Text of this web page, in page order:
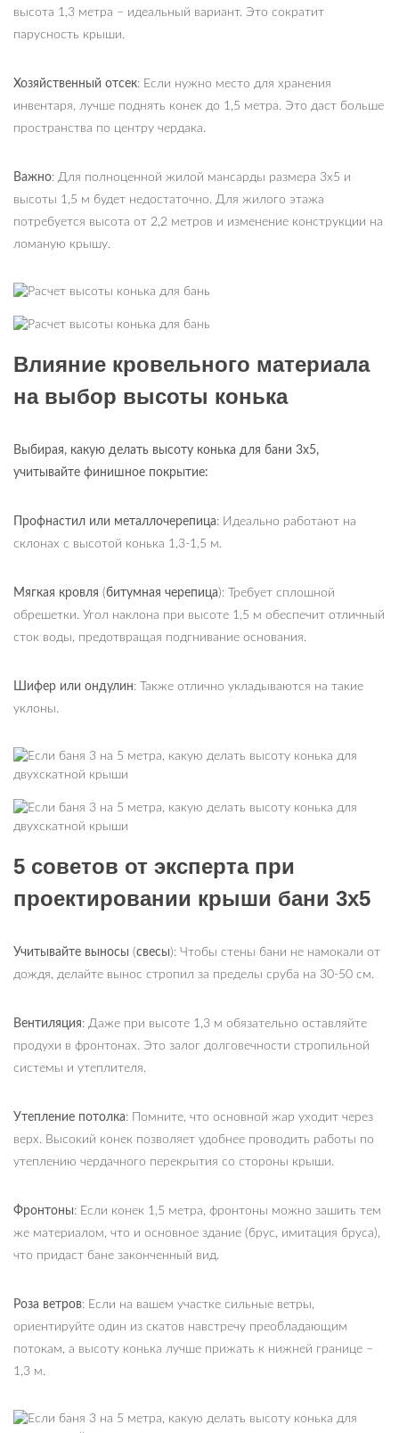
высота 1,3 метра – идеальный вариант. Это сократит
парусность крыши.
Хозяйственный отсек: Если нужно место для хранения
инвентаря, лучше поднять конек до 1,5 метра. Это даст больше
пространства по центру чердака.
Важно: Для полноценной жилой мансарды размера 3х5 и
высоты 1,5 м будет недостаточно. Для жилого этажа
потребуется высота от 2,2 метров и изменение конструкции на
ломаную крышу.
Влияние кровельного материала
на выбор высоты конька
Выбирая, какую делать высоту конька для бани 3х5,
учитывайте финишное покрытие:
Профнастил или металлочерепица: Идеально работают на
склонах с высотой конька 1,3-1,5 м.
Мягкая кровля (битумная черепица): Требует сплошной
обрешетки. Угол наклона при высоте 1,5 м обеспечит отличный
сток воды, предотвращая подгнивание основания.
Шифер или ондулин: Также отлично укладываются на такие
уклоны.
5 советов от эксперта при
проектировании крыши бани 3х5
Учитывайте выносы (свесы): Чтобы стены бани не намокали от
дождя, делайте вынос стропил за пределы сруба на 30-50 см.
Вентиляция: Даже при высоте 1,3 м обязательно оставляйте
продухи в фронтонах. Это залог долговечности стропильной
системы и утеплителя.
Утепление потолка: Помните, что основной жар уходит через
верх. Высокий конек позволяет удобнее проводить работы по
утеплению чердачного перекрытия со стороны крыши.
Фронтоны: Если конек 1,5 метра, фронтоны можно зашить тем
же материалом, что и основное здание (брус, имитация бруса),
что придаст бане законченный вид.
Роза ветров: Если на вашем участке сильные ветры,
ориентируйте один из скатов навстречу преобладающим
потокам, а высоту конька лучше прижать к нижней границе –
1,3 м.